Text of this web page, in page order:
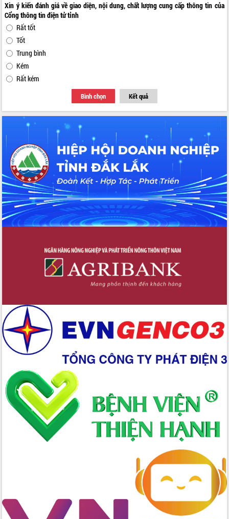
Xin ý kiến đánh giá về giao diện, nội dung, chất lượng cung cấp thông tin của
Cổng thông tin điện tử tỉnh
Rất tốt
Tốt
Trung bình
Kém
Rất kém
Bình chọn Kết quả